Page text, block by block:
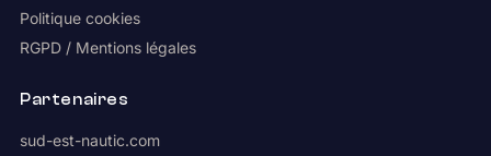
Politique cookies
RGPD / Mentions légales
Partenaires
sud-est-nautic.com